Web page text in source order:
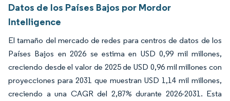
Datos de los Países Bajos por Mordor
Intelligence
El tamaño del mercado de redes para centros de datos de los
Países Bajos en 2026 se estima en USD 0,99 mil millones,
creciendo desde el valor de 2025 de USD 0,96 mil millones con
proyecciones para 2031 que muestran USD 1,14 mil millones,
creciendo a una CAGR del 2,87% durante 2026-2031. Esta